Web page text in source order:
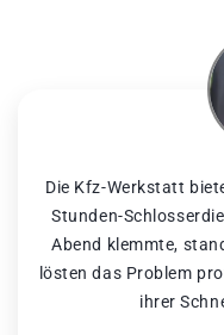
Die Kfz-Werkstatt
Stunden-
Abend klemmte,
lösten das Problem
ihrer